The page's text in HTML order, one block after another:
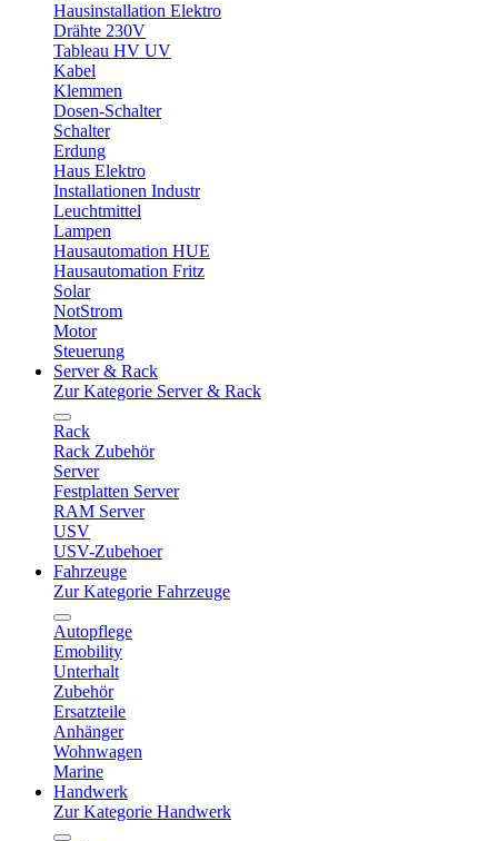
Hausinstallation Elektro
Drähte 230V
Tableau HV UV
Kabel
Klemmen
Dosen-Schalter
Schalter
Erdung
Haus Elektro
Installationen Industr
Leuchtmittel
Lampen
Hausautomation HUE
Hausautomation Fritz
Solar
NotStrom
Motor
Steuerung
Server & Rack
Zur Kategorie Server & Rack
Rack
Rack Zubehör
Server
Festplatten Server
RAM Server
USV
USV-Zubehoer
Fahrzeuge
Zur Kategorie Fahrzeuge
Autopflege
Emobility
Unterhalt
Zubehör
Ersatzteile
Anhänger
Wohnwagen
Marine
Handwerk
Zur Kategorie Handwerk